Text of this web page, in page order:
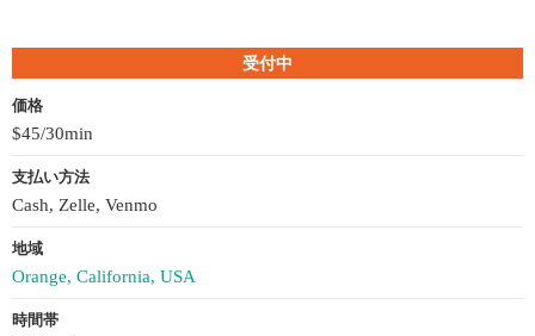
受付中
価格
$45/30min
支払い方法
Cash, Zelle, Venmo
地域
Orange, California, USA
時間帯